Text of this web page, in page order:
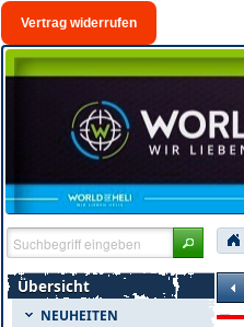
Vertrag widerrufen
Übersicht
NEUHEITEN